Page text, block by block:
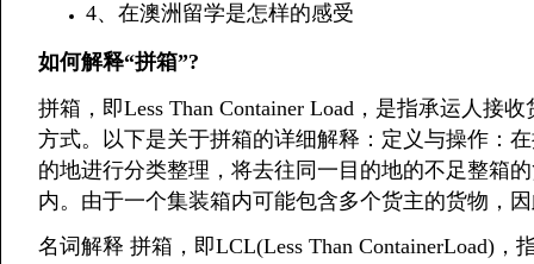
4、在澳洲留学是怎样的感受
如何解释“拼箱”?
拼箱，即Less Than Container Load，是指承运人接
方式。以下是关于拼箱的详细解释：定义与操作：
的地进行分类整理，将去往同一目的地的不足整箱
内。由于一个集装箱内可能包含多个货主的货物，
名词解释 拼箱，即LCL(Less Than ContainerLoad)